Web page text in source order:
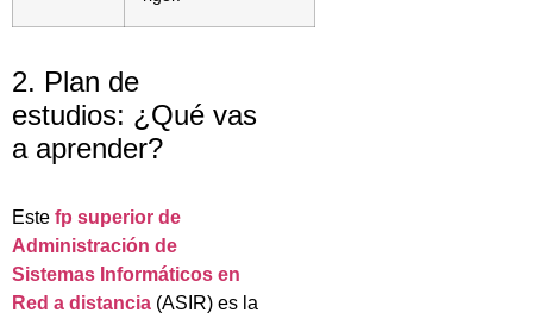
2. Plan de
estudios: ¿Qué vas
a aprender?
Este fp superior de
Administración de
Sistemas Informáticos en
Red a distancia (ASIR) es la